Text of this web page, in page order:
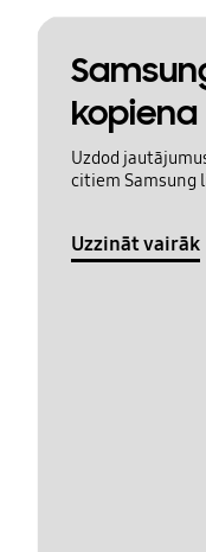
kopiena
Uzdod
citiem Samsung
Uzzināt vairāk